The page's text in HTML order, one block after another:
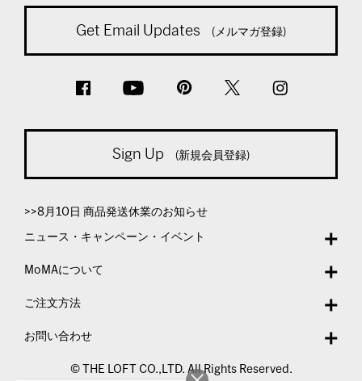
Get Email Updates (メルマガ登録)
Sign Up (新規会員登録)
>>8月10日 商品発送休業のお知らせ
ニュース・キャンペーン・イベント
MoMAについて
ご注文方法
お問い合わせ
© THE LOFT CO.,LTD. All Rights Reserved.